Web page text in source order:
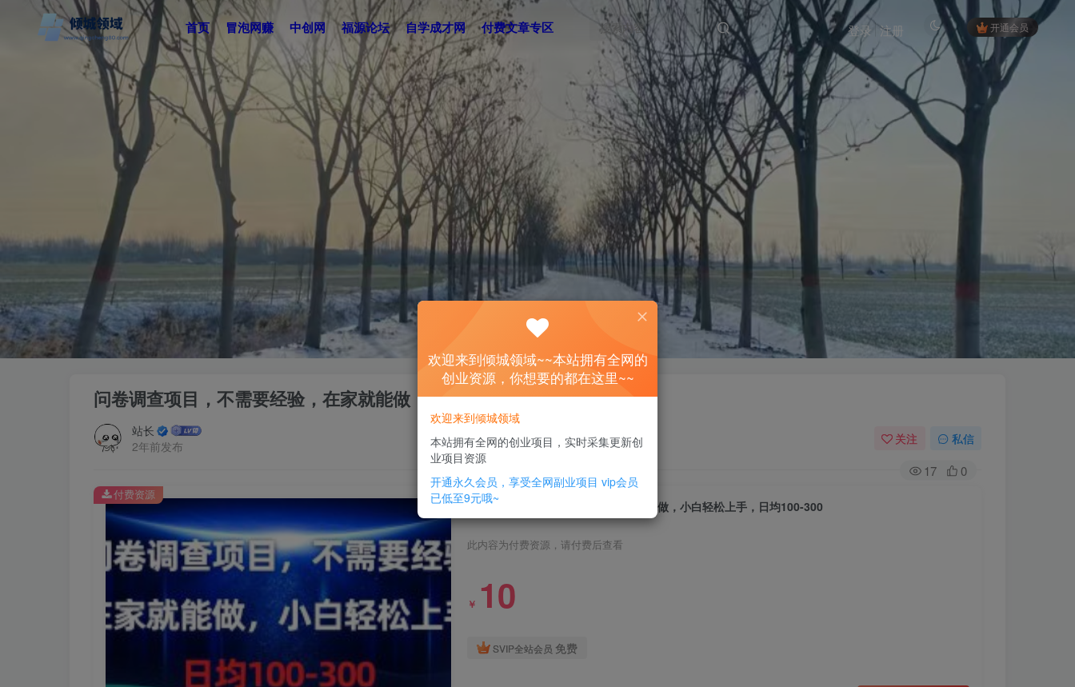
首页 冒泡网赚 中创网 福源论坛 自学成才网 付费文章专区 开通会员
登录 注册
问卷调查项目，不需要经验，在家就能做，小白轻松上手，日均100-300
站长
2年前发布
关注 私信
17 0
问卷调查项目，不需要经验，在家就能做，小白轻松上手，日均100-300
此内容为付费资源，请付费后查看
￥ 10
SVIP全站会员 免费
付费资源
欢迎来到倾城领域~~本站拥有全网的
创业资源，你想要的都在这里~~
欢迎来到倾城领域
本站拥有全网的创业项目，实时采集更新创
业项目资源
开通永久会员，享受全网副业项目 vip会员
已低至9元哦~